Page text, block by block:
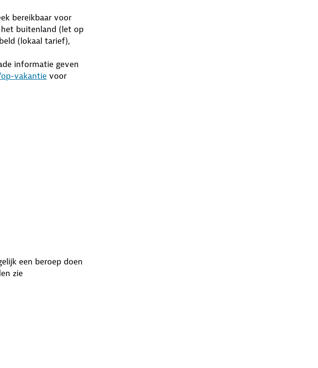
bereikbaar voor
buitenland (let op
(lokaal tarief),
informatie geven
vakantie voor
een beroep doen
zie